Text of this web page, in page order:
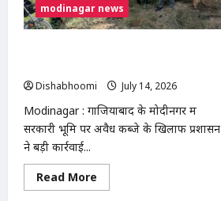
modinagar news
Dishabhoomi
July 14, 2026
Modinagar : गाजियाबाद के मोदीनगर में
सरकारी भूमि पर अवैध कब्जे के खिलाफ प्रशासन
ने बड़ी कार्रवाई...
Read More
more